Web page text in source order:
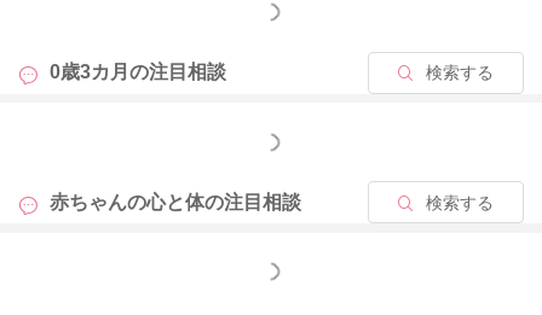
もっと見る
0歳3カ月の注目相談 検索する
もっと見る
赤ちゃんの心と体の注目相談 検索する
もっと見る